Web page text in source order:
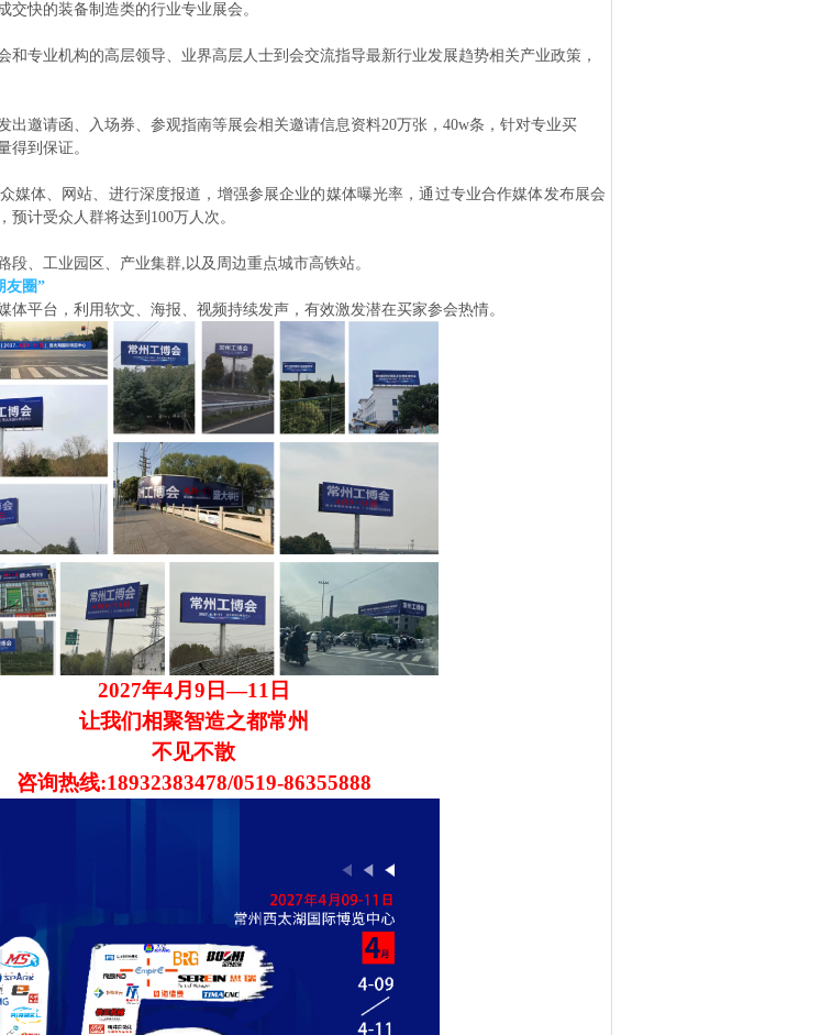
交快的装备制造类的行业专业展会。
和专业机构的高层领导、业界高层人士到会交流指导最新行业发展趋势相关产业政策，
出邀请函、入场券、参观指南等展会相关邀请信息资料20万张，40w条，针对专业买
得到保证。
媒体、网站、进行深度报道，增强参展企业的媒体曝光率，通过专业合作媒体发布展会
预计受众人群将达到 100万人次。
段、工业园区、产业集群,以及周边重点城市高铁站。
友圈”
体平台，利用软文、海报、视频持续发声，有效激发潜在买家参会热情。
2027年4月 9 日—11 日
让我们相聚智造之都常州
不见不散
咨询热线:18932383478/0519-86355888